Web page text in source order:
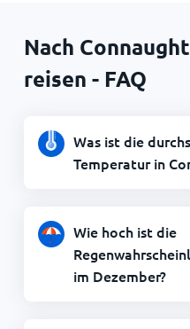
Nach
reisen - FAQ
Was ist die
Temperatur in
Wie hoch ist die
im Dezember?